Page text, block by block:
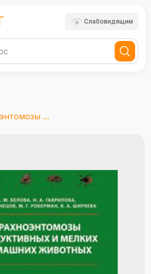
Слабовидящим
...